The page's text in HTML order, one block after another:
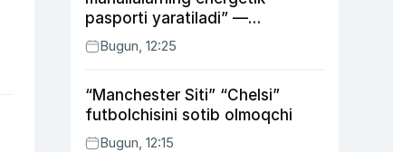
pasporti yaratiladi” —
energetika vaziri
Bugun, 12:25
“Manchester Siti” “Chelsi”
futbolchisini sotib olmoqchi
Bugun, 12:15